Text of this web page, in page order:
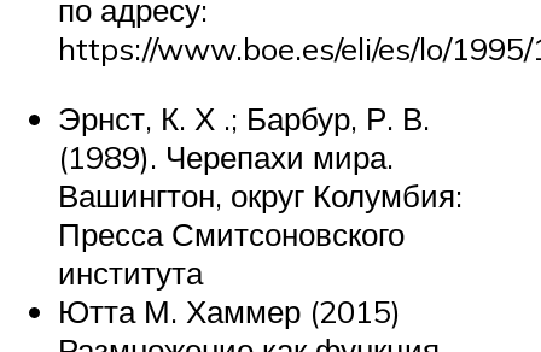
по адресу:
https://www.boe.es/eli/es/lo/
Эрнст, К. Х .; Барбур, Р. В.
(1989). Черепахи мира.
Вашингтон, округ Колумбия:
Пресса Смитсоновского
института
Ютта М. Хаммер (2015)